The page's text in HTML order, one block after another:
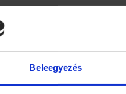
Beleegyezés